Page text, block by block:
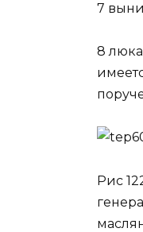
7
8
Рис